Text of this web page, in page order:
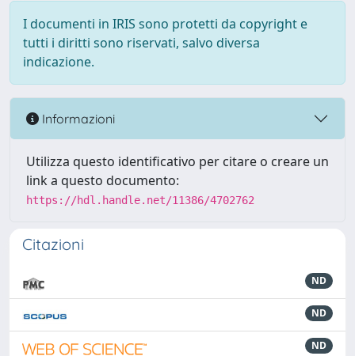
I documenti in IRIS sono protetti da copyright e
tutti i diritti sono riservati, salvo diversa
indicazione.
Informazioni
Utilizza questo identificativo per citare o creare un
link a questo documento:
https://hdl.handle.net/11386/4702762
Citazioni
ND
ND
ND